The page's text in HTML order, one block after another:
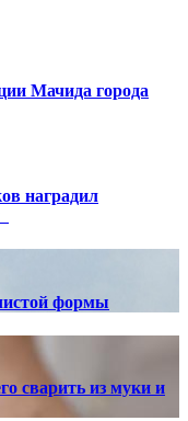
Мачида города
наградил
формы
сварить из муки и